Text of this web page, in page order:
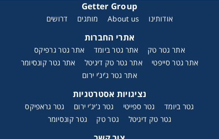
Getter Group
אודותינו About us מותגים דרושים
אתרי החברות
אתר גטר טק אתר גטר ביומד
אתר גטר גרפיקס
אתר גטר סייפטי
אתר גטר טק דיגיטל
אתר גטר קונסיומר
אתר גטר ג’יג’י ירום
נציגויות אסטרטגיות
גטר ביומד גטר ספייטי גטר ג’יג’י ירום
גטר גראפיקס
גטר טק דיגיטל
גטר טק גטר קונסיומר